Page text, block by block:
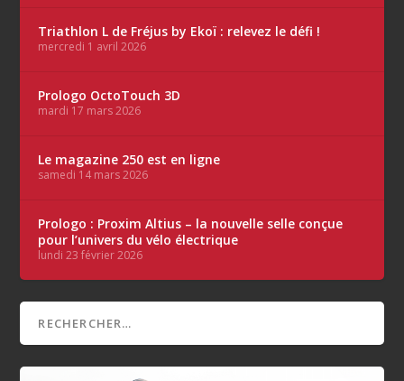
Triathlon L de Fréjus by Ekoï : relevez le défi !
mercredi 1 avril 2026
Prologo OctoTouch 3D
mardi 17 mars 2026
Le magazine 250 est en ligne
samedi 14 mars 2026
Prologo : Proxim Altius – la nouvelle selle conçue
pour l’univers du vélo électrique
lundi 23 février 2026